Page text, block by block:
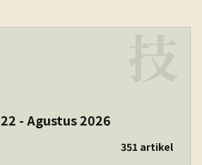
- Agustus 2026
351 artikel